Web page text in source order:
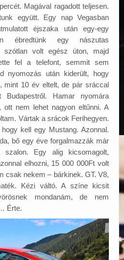
Magával ragadott teljesen.
együtt. Egy nap Vegasban
éjszaka után egy-egy
ébredtünk egy nászutas
szótlan volt egész úton, majd
fel a telefont, semmit sem
nyomozás után kiderült, hogy
mint 10 év eltelt, de pár sráccal
Budapestről. Hamar nyomára
ott nem lehet nagyon eltűnni. A
Vártak a srácok Ferihegyen.
kell egy Mustang. Azonnal.
bő egy éve forgalmazzák már
Egy alig kicsomagolt,
elhozni, 15 000 000Ft volt
csak nekem – bárkinek. GT. V8,
Kézi váltó. A színe kicsit
mondanám, de nem
Érte.